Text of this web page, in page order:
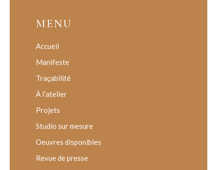
MENU
Accueil
Manifeste
Traçabilité
À l’atelier
Projets
Studio sur mesure
Oeuvres disponibles
Revue de presse